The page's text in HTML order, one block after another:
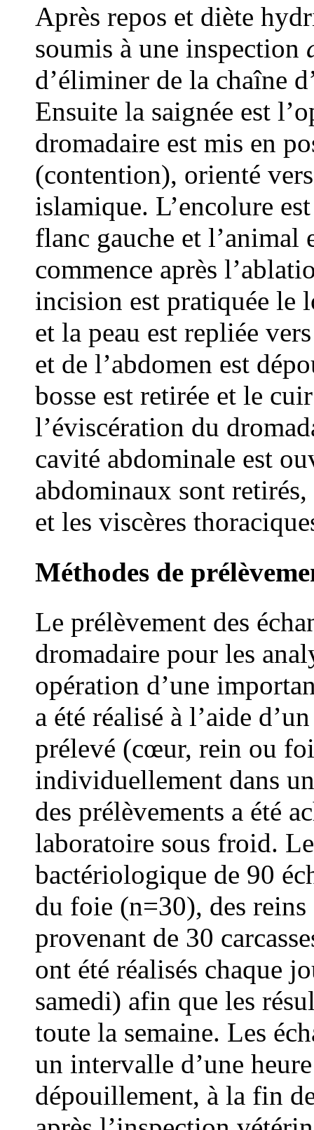
Après repos et diète
soumis à une inspection
d’éliminer de la chaîne
Ensuite la saignée est
dromadaire est mis en
(contention), orienté
islamique. L’encolure
flanc gauche et l’animal
commence après
incision est pratiquée le
et la peau est repliée
et de l’abdomen est
bosse est retirée et le
l’éviscération du
cavité abdominale est
abdominaux sont
et les viscères
Méthodes de
Le prélèvement des
dromadaire pour les
opération d’une
a été réalisé à l’aide
prélevé (cœur, rein ou
individuellement dans
des prélèvements a été
laboratoire sous froid.
bactériologique de 90
du foie (n=30), des
provenant de 30
ont été réalisés chaque
samedi) afin que les
toute la semaine. Les
un intervalle d’une
dépouillement, à la fin